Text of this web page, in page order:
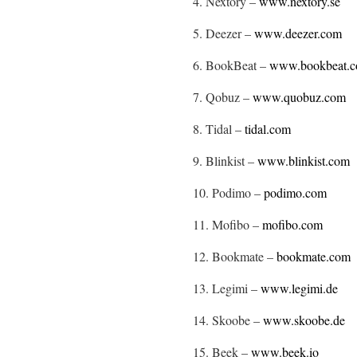
5. Deezer –www.deezer.com
6. BookBeat –
7. Qobuz –www.quobuz.com
8. Tidal –tidal.com
9. Blinkist –www.blinkist.com
10. Podimo –podimo.com
11. Mofibo –mofibo.com
12. Bookmate –bookmate.com
13. Legimi –www.legimi.de
14. Skoobe –www.skoobe.de
15. Beek –www.beek.io